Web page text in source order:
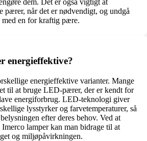
dem. Det er også vigtigt at
pærer, når det er nødvendigt, og undgå
med en for kraftig pære.
energieffektive?
energieffektive varianter. Mange
til at bruge LED-pærer, der er kendt for
energiforbrug. LED-teknologi giver
lysstyrker og farvetemperaturer, så
efter deres behov. Ved at
lamper kan man bidrage til at
og miljøpåvirkningen.